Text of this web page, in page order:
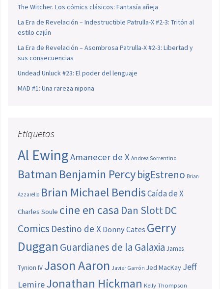
The Witcher. Los cómics clásicos: Fantasía añeja
La Era de Revelación – Indestructible Patrulla-X #2-3: Tritón al
estilo cajún
La Era de Revelación – Asombrosa Patrulla-X #2-3: Libertad y
sus consecuencias
Undead Unluck #23: El poder del lenguaje
MAD #1: Una rareza nipona
Etiquetas
Al EwingAmanecer de X Andrea Sorrentino
Batman Benjamin PercybigEstreno Brian
Azzarello Brian Michael BendisCaída de X
Charles Soule cine en casa Dan SlottDC
Comics Destino de X Donny Cates Gerry
Duggan Guardianes de la Galaxia James
Tynion IV Jason Aaron Javier Garrón Jed MacKay Jeff
LemireJonathan Hickman Kelly Thompson